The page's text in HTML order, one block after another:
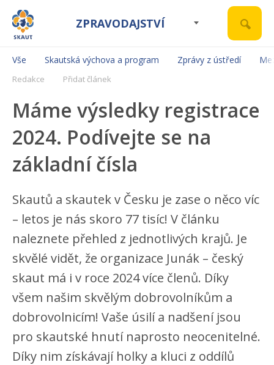
ZPRAVODAJSTVÍ
Vše Skautská výchova a program Zprávy z ústředí
Redakce Přidat článek
Máme výsledky registrace
2024. Podívejte se na
základní čísla
Skautů a skautek v Česku je zase o něco víc
– letos je nás skoro 77 tisíc! V článku
naleznete přehled z jednotlivých krajů. Je
skvělé vidět, že organizace Junák – český
skaut má i v roce 2024 více členů. Díky
všem našim skvělým dobrovolníkům a
dobrovolnicím! Vaše úsilí a nadšení jsou
pro skautské hnutí naprosto neocenitelné.
Díky nim získávají holky a kluci z oddílů